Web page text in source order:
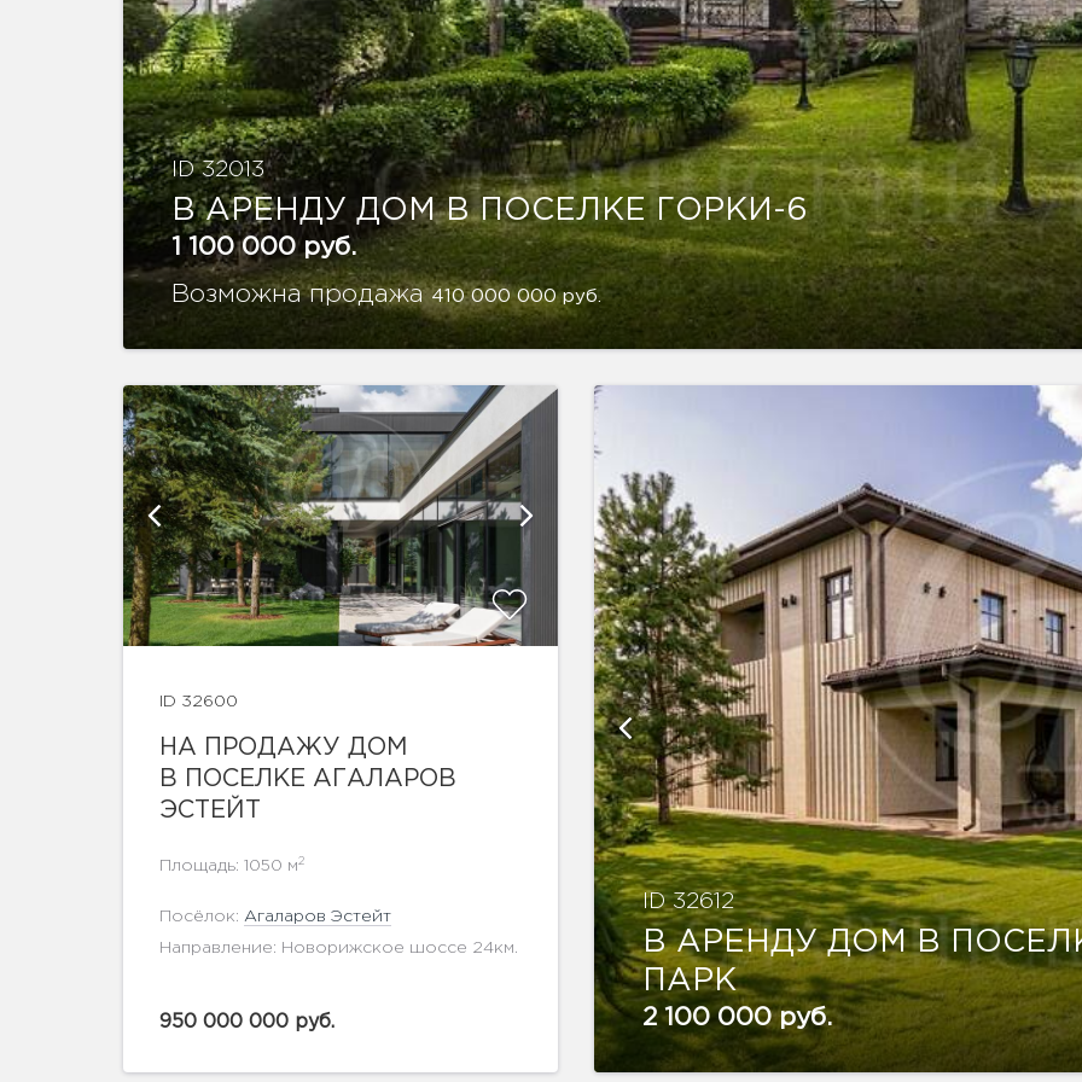
ID 32013
В АРЕНДУ ДОМ В ПОСЕЛКЕ ГОРКИ-6
1 100 000 руб.
Возможна продажа410 000 000 руб.
ID 32600
НА ПРОДАЖУ ДОМ
В ПОСЕЛКЕ АГАЛАРОВ
ЭСТЕЙТ
Площадь: 1050 м2
Посёлок: Агаларов Эстейт
Направление: Новорижское шоссе 24км.
950 000 000 руб.
ID 32612
В АРЕНДУ ДОМ В
ПАРК
2 100 000 руб.